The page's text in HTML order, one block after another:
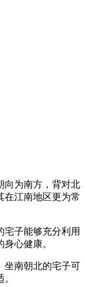
向为南方，背对北
在江南地区更为常
宅子能够充分利用
心健康。
坐南朝北的宅子可